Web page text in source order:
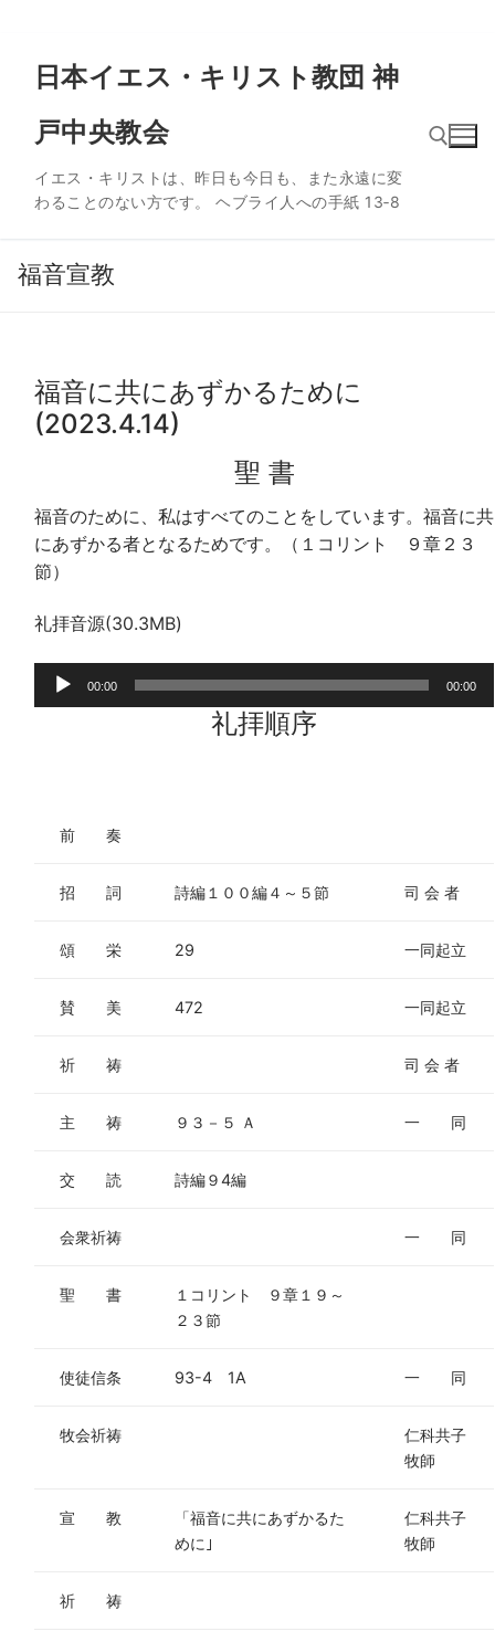
日本イエス・キリスト教団 神
戸中央教会
イエス・キリストは、昨日も今日も、また永遠に変
わることのない方です。 ヘブライ人への手紙 13‐8
福音宣教
福音に共にあずかるために
(2023.4.14)
聖 書
福音のために、私はすべてのことをしています。福音に共
にあずかる者となるためです。（１コリント ９章２３
節）
礼拝音源(30.3MB)
声
00:00 00:00
礼拝順序
前 奏
招 詞 詩編１００編４～５節 司 会 者
頌 栄 29 一同起立
賛 美 472 一同起立
祈 祷 司 会 者
主 祷 ９３－５ Ａ 一 同
交 読 詩編９4編
会衆祈祷 一 同
聖 書
１コリント ９章１９～
２３節
使徒信条 93-4 1A 一 同
牧会祈祷
仁科共子
牧師
宣 教
「福音に共にあずかるた
めに｣
仁科共子
牧師
祈 祷